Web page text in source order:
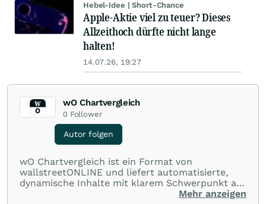
Hebel-Idee | Short-Chance
Apple-Aktie viel zu teuer? Dieses
Allzeithoch dürfte nicht lange
halten!
14.07.26, 19:27
wO Chartvergleich
0 Follower
Autor folgen
wO Chartvergleich ist ein Format von
wallstreetONLINE und liefert automatisierte,
dynamische Inhalte mit klarem Schwerpunkt auf
Charts und Performance-Vergleiche. Im Fokus
Mehr anzeigen